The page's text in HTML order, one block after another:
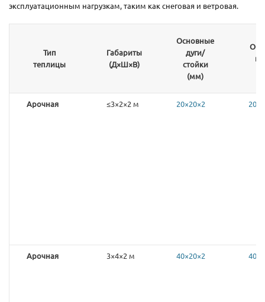
эксплуатационным нагрузкам, таким как снеговая и ветровая.
Тип
теплицы
Габариты
(Д×Ш×В)
Основные
дуги/
стойки
(мм)
Арочная ≤3×2×2 м 20×20×2
Арочная 3×4×2 м 40×20×2